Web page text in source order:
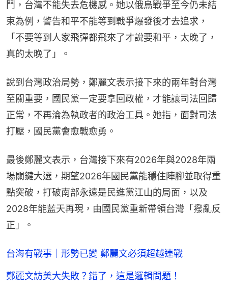
鬥，台灣不能失去危機感。她以俄烏戰爭至今仍未結
束為例，警告和平不能等到戰爭爆發後才去追求，
「不要等到人家飛彈都飛來了才說要和平，太晚了，
真的太晚了」。
說到台灣政治局勢，鄭麗文表示接下來的兩年對台灣
至關重要，國民黨一定要拿回政權，才能讓司法回歸
正常，不再淪為執政者的政治工具。她指，面對司法
打壓，國民黨會愈戰愈勇。
最後鄭麗文表示，台灣接下來有2026年與2028年兩
場關鍵大選，期望2026年國民黨能穩住陣腳並取得重
點突破，打破南部永遠是民進黨江山的局面，以及
2028年能藍天再現，由國民黨重新帶領台灣「撥亂反
正」。
台海有戰事｜形勢已變 鄭麗文必須超越連戰
鄭麗文訪美大失敗？錯了，這是邏輯問題！